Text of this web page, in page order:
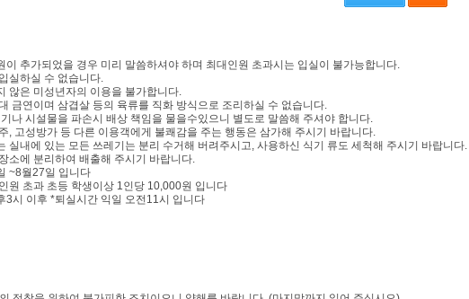
이 추가되었을 경우 미리 말씀하셔야 하며 최대인원 초과시는 입실이 불가능합니다.
실하실 수 없습니다.
않은 미성년자의 이용을 불가합니다.
금연이며 삼겹살 등의 육류를 직화 방식으로 조리하실 수 없습니다.
나 시설물을 파손시 배상 책임을 물을수있으니 별도로 말씀해 주셔야 합니다.
, 고성방가 등 다른 이용객에게 불쾌감을 주는 행동은 삼가해 주시기 바랍니다.
실내에 있는 모든 쓰레기는 분리 수거해 버려주시고, 사용하신 식기 류도 세척해 주시기 바랍니다.
소에 분리하여 배출해 주시기 바랍니다.
~8월27일 입니다
원 초과 초등 학생이상 1인당 10,000원 입니다
3시 이후 *퇴실시간 익일 오전11시 입니다